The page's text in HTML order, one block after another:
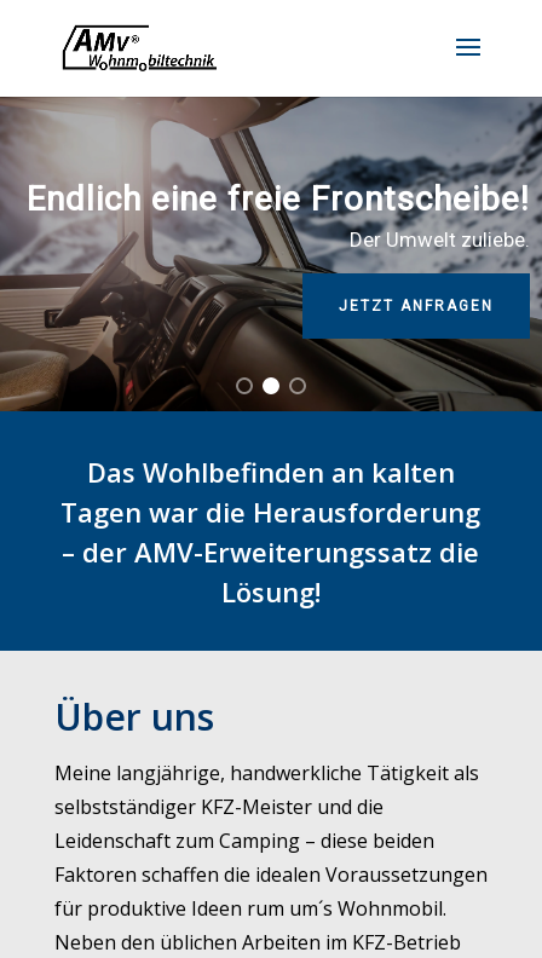
Endlich eine freie Frontscheibe!
Der Umwelt zuliebe.
JETZT ANFRAGEN
Das Wohlbefinden an kalten
Tagen war die Herausforderung
– der AMV-Erweiterungssatz die
Lösung!
Über uns
Meine langjährige, handwerkliche Tätigkeit als
selbstständiger KFZ-Meister und die
Leidenschaft zum Camping – diese beiden
Faktoren schaffen die idealen Voraussetzungen
für produktive Ideen rum um´s Wohnmobil.
Neben den üblichen Arbeiten im KFZ-Betrieb